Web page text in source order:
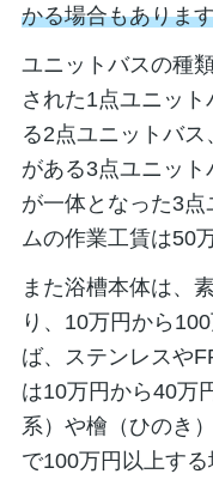
かる場合もありま
ユニットバスの種
された1点ユニッ
る2点ユニットバ
がある3点ユニッ
が一体となった3
ムの作業工賃は50
また浴槽本体は、
り、10万円から
ば、ステンレスや
は10万円から40万
系）や檜（ひのき
で100万円以上する